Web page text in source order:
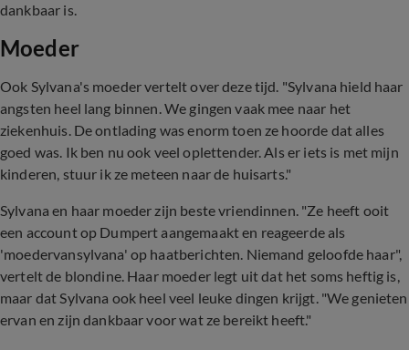
dankbaar is.
Moeder
Ook Sylvana's moeder vertelt over deze tijd. "Sylvana hield haar
angsten heel lang binnen. We gingen vaak mee naar het
ziekenhuis. De ontlading was enorm toen ze hoorde dat alles
goed was. Ik ben nu ook veel oplettender. Als er iets is met mijn
kinderen, stuur ik ze meteen naar de huisarts."
Sylvana en haar moeder zijn beste vriendinnen. "Ze heeft ooit
een account op Dumpert aangemaakt en reageerde als
'moedervansylvana' op haatberichten. Niemand geloofde haar",
vertelt de blondine. Haar moeder legt uit dat het soms heftig is,
maar dat Sylvana ook heel veel leuke dingen krijgt. "We genieten
ervan en zijn dankbaar voor wat ze bereikt heeft."